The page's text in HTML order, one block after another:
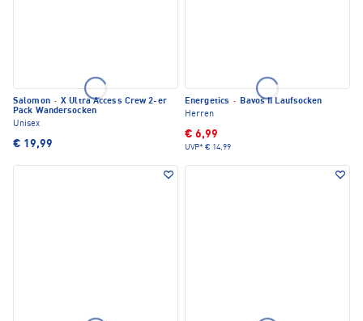
Salomon · X Ultra Access Crew 2-er
Pack Wandersocken
Unisex
€ 19,99
Energetics · Bavos II Laufsocken
Herren
€ 6,99
UVP* € 14,99